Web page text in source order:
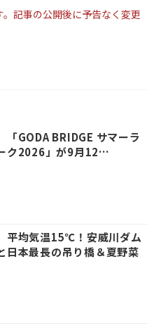
記事の公開後に予告なく変更
GODA BRIDGE サマーラ
ク2026」が9月12…
均気温15℃！安威川ダム
日本最長の吊り橋＆夏野菜